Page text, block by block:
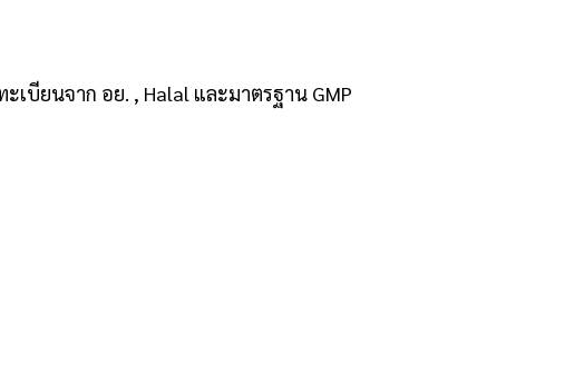
เบียนจาก อย. , Halal และมาตรฐาน GMP